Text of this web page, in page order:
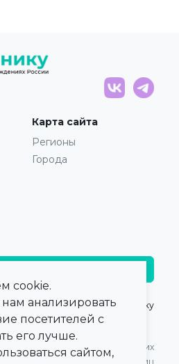
Карта сайта
Регионы
Города
© 2021 — 2026,ПроКлинику
Оферта для Юридических
лиц
cookie.
нам анализировать
посетителей с
его лучше.
сайтом,